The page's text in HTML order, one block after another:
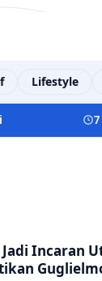
Lifestyle
Incaran